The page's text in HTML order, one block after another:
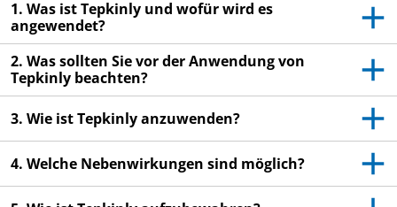
Ihr Arzt wird Ihnen eine Patientenkarte
aushändigen. Lesen Sie sie sorgfältig durch
und befolgen Sie die Anweisungen darauf.
Tragen Sie diese Patientenkarte immer bei
sich.
Zeigen Sie die Patientenkarte immer dem Arzt
oder medizinischen Fachpersonal, wenn Sie
in die Praxis oder ins Krankenhaus gehen.
1. Was ist Tepkinly und wofür wird es
angewendet?
2. Was sollten Sie vor der Anwendung von
Tepkinly beachten?
3. Wie ist Tepkinly anzuwenden?
4. Welche Nebenwirkungen sind möglich?